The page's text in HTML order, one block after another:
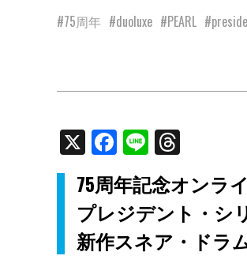
#75周年 #duoluxe #PEARL
X Facebook
Line
75周年記念オンラ
プレジデント・シ
新作スネア・ドラ